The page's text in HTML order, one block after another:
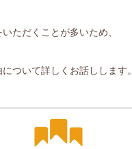
ただくことが多いため、
ついて詳しくお話しします。